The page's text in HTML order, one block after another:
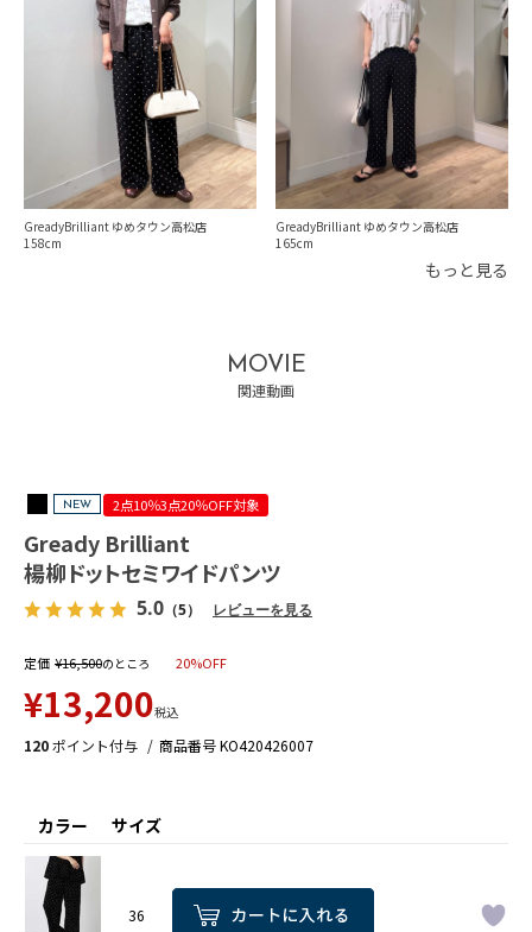
GreadyBrilliant ゆめタウン高松店
158
GreadyBrilliant ゆめタウン高松店
165
もっと見る
MOVIE
関連動画
NEW 2点10％3点20％OFF対象
Gready Brilliant
楊柳ドットセミワイドパンツ
5.0 （5） レビューを見る
定価 ¥16,500のところ 20%OFF
¥13,200税込
120ポイント付与 商品番号KO420426007
サイズ
カラー
36